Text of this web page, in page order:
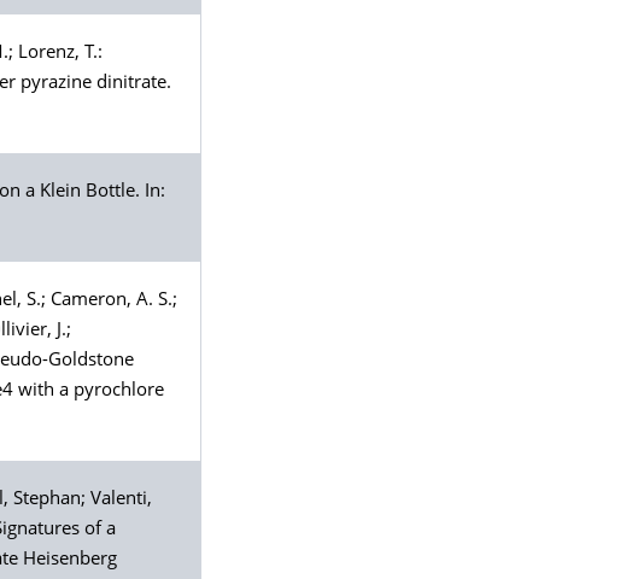
Lorenz, T.:
pyrazine dinitrate.
a Klein Bottle. In:
, S.; Cameron, A. S.;
, J.;
Goldstone
with a pyrochlore
, Stephan; Valenti,
of a
Heisenberg